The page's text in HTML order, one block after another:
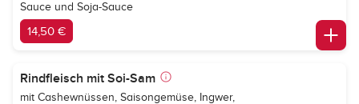
Sauce und Soja-Sauce
14,50 €
Rindfleisch mit Soi-Sam
mit Cashewnüssen, Saisongemüse, Ingwer,